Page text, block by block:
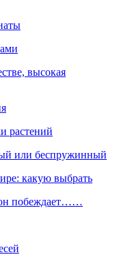
высокая
растений
или беспружинный
какую выбрать
побеждает……